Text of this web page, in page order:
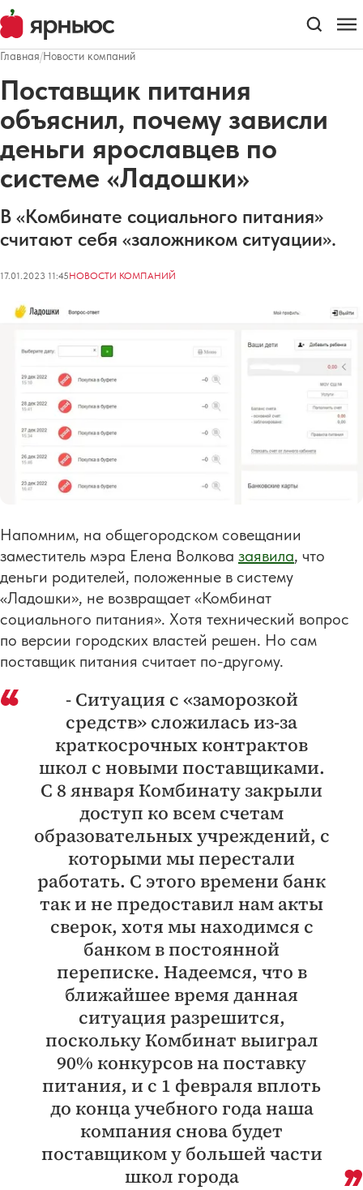
Главная/Новости компаний
Поставщик питания
объяснил, почему зависли
деньги ярославцев по
системе «Ладошки»
В «Комбинате социального питания»
считают себя «заложником ситуации».
17.01.2023 11:45НОВОСТИ КОМПАНИЙ
Напомним, на общегородском совещании
заместитель мэра Елена Волкова заявила, что
деньги родителей, положенные в систему
«Ладошки», не возвращает «Комбинат
социального питания». Хотя технический вопрос
по версии городских властей решен. Но сам
поставщик питания считает по-другому.
- Ситуация с «заморозкой
средств» сложилась из-за
краткосрочных контрактов
школ с новыми поставщиками.
С 8 января Комбинату закрыли
доступ ко всем счетам
образовательных учреждений, с
которыми мы перестали
работать. С этого времени банк
так и не предоставил нам акты
сверок, хотя мы находимся с
банком в постоянной
переписке. Надеемся, что в
ближайшее время данная
ситуация разрешится,
поскольку Комбинат выиграл
90% конкурсов на поставку
питания, и с 1 февраля вплоть
до конца учебного года наша
компания снова будет
поставщиком у большей части
школ города